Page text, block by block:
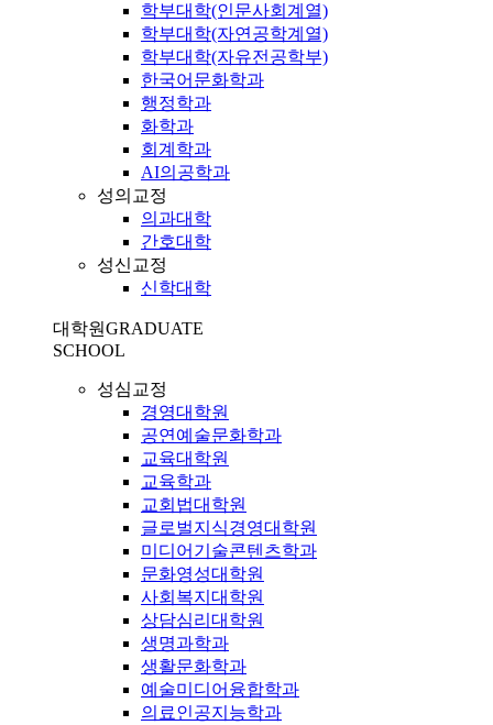
학부대학(인문사회계열)
학부대학(자연공학계열)
학부대학(자유전공학부)
한국어문화학과
행정학과
화학과
회계학과
AI의공학과
성의교정
의과대학
간호대학
성신교정
신학대학
대학원GRADUATE
SCHOOL
성심교정
경영대학원
공연예술문화학과
교육대학원
교육학과
교회법대학원
글로벌지식경영대학원
미디어기술콘텐츠학과
문화영성대학원
사회복지대학원
상담심리대학원
생명과학과
생활문화학과
예술미디어융합학과
의료인공지능학과